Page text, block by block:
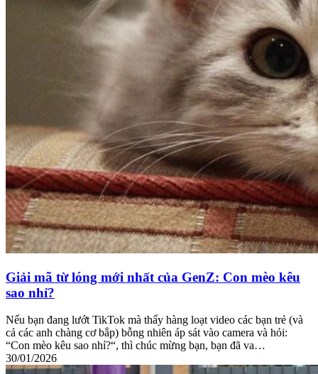
Giải mã từ lóng mới nhất của GenZ: Con mèo kêu
sao nhỉ?
Nếu bạn đang lướt TikTok mà thấy hàng loạt video các bạn trẻ (và
cả các anh chàng cơ bắp) bỗng nhiên áp sát vào camera và hỏi:
“Con mèo kêu sao nhỉ?“, thì chúc mừng bạn, bạn đã va…
30/01/2026